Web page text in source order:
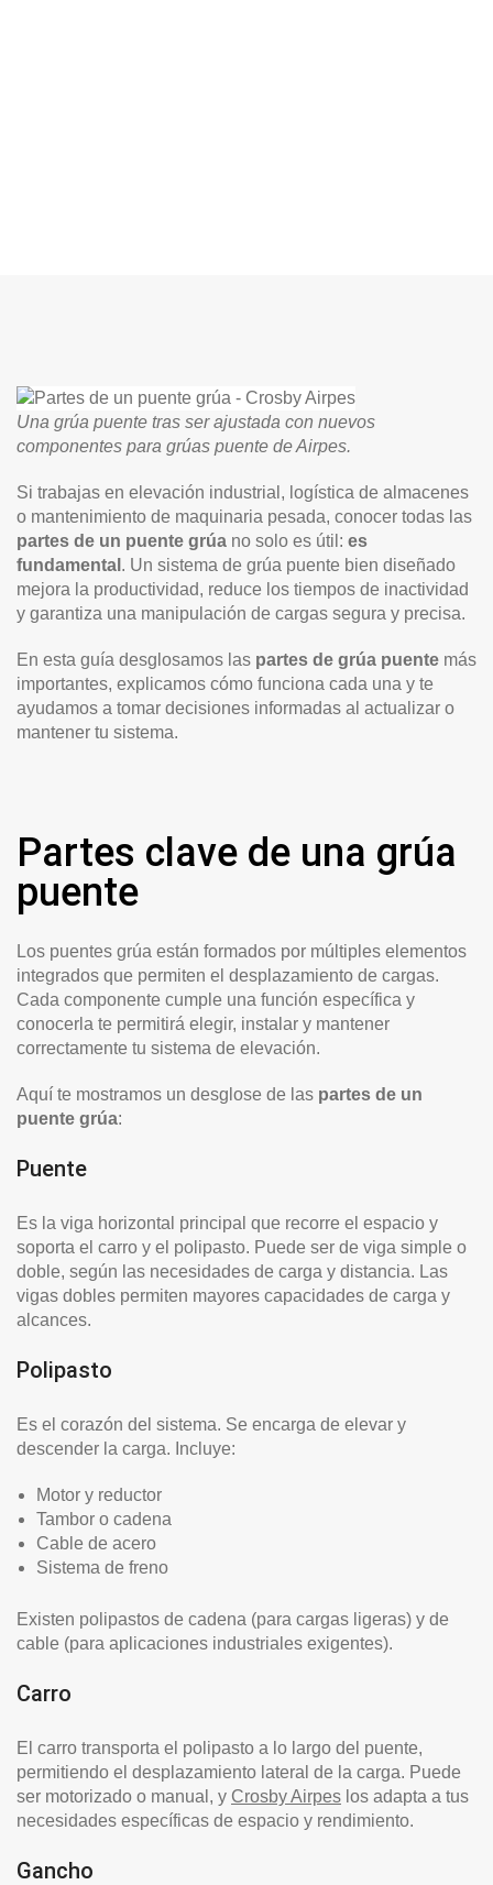
Una grúa puente tras ser ajustada con nuevos
componentes para grúas puente de Airpes.
Si trabajas en elevación industrial, logística de almacenes
o mantenimiento de maquinaria pesada, conocer todas las
partes de un puente grúa no solo es útil: es
fundamental . Un sistema de grúa puente bien diseñado
mejora la productividad, reduce los tiempos de inactividad
y garantiza una manipulación de cargas segura y precisa.
En esta guía desglosamos las partes de grúa puente más
importantes, explicamos cómo funciona cada una y te
ayudamos a tomar decisiones informadas al actualizar o
mantener tu sistema.
Partes clave de una grúa
puente
Los puentes grúa están formados por múltiples elementos
integrados que permiten el desplazamiento de cargas.
Cada componente cumple una función específica y
conocerla te permitirá elegir, instalar y mantener
correctamente tu sistema de elevación.
Aquí te mostramos un desglose de las partes de un
puente grúa:
Puente
Es la viga horizontal principal que recorre el espacio y
soporta el carro y el polipasto. Puede ser de viga simple o
doble, según las necesidades de carga y distancia. Las
vigas dobles permiten mayores capacidades de carga y
alcances.
Polipasto
Es el corazón del sistema. Se encarga de elevar y
descender la carga. Incluye:
Motor y reductor
Tambor o cadena
Cable de acero
Sistema de freno
Existen polipastos de cadena (para cargas ligeras) y de
cable (para aplicaciones industriales exigentes).
Carro
El carro transporta el polipasto a lo largo del puente,
permitiendo el desplazamiento lateral de la carga. Puede
ser motorizado o manual, y Crosby Airpes los adapta a tus
necesidades específicas de espacio y rendimiento.
Gancho